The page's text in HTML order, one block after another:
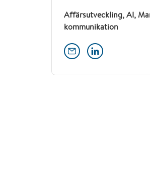
Affärsutveckling, AI,
kommunikation